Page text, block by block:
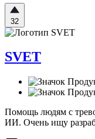
32
SVET
Помощь людям с
ИИ. Очень ищу